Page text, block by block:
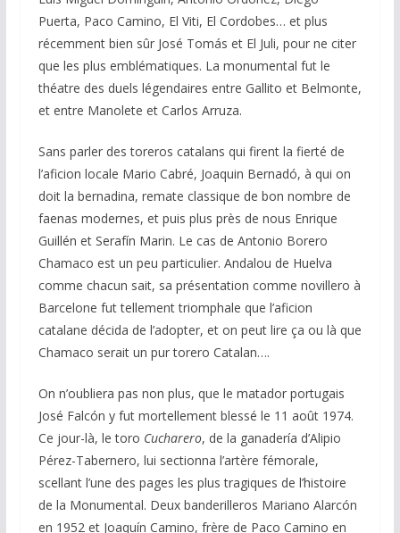
Puerta, Paco Camino, El Viti, El Cordobes… et plus
récemment bien sûr José Tomás et El Juli, pour ne citer
que les plus emblématiques. La monumental fut le
théatre des duels légendaires entre Gallito et Belmonte,
et entre Manolete et Carlos Arruza.
Sans parler des toreros catalans qui firent la fierté de
l’aficion locale Mario Cabré, Joaquin Bernadó, à qui on
doit la bernadina, remate classique de bon nombre de
faenas modernes, et puis plus près de nous Enrique
Guillén et Serafín Marin. Le cas de Antonio Borero
Chamaco est un peu particulier. Andalou de Huelva
comme chacun sait, sa présentation comme novillero à
Barcelone fut tellement triomphale que l’aficion
catalane décida de l’adopter, et on peut lire ça ou là que
Chamaco serait un pur torero Catalan….
On n’oubliera pas non plus, que le matador portugais
José Falcón y fut mortellement blessé le 11 août 1974.
Ce jour-là, le toro Cucharero, de la ganadería d’Alipio
Pérez-Tabernero, lui sectionna l’artère fémorale,
scellant l’une des pages les plus tragiques de l’histoire
de la Monumental. Deux banderilleros Mariano Alarcón
en 1952 et Joaquín Camino, frère de Paco Camino en